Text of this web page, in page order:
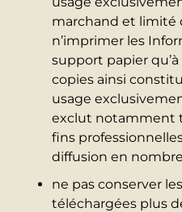
marchand et limité
n’imprimer les
support papier
copies ainsi
usage
exclut notamment
fins
diffusion en
ne pas conserver
téléchargées plus